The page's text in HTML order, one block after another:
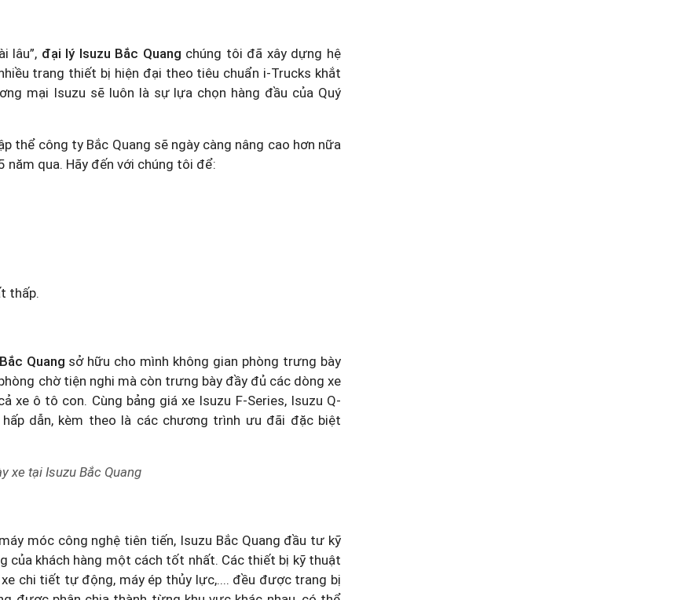
lâu”, đại lý Isuzu Bắc Quang chúng tôi đã xây dựng hệ
trang thiết bị hiện đại theo tiêu chuẩn i-Trucks khắt
mại Isuzu sẽ luôn là sự lựa chọn hàng đầu của Quý
thể công ty Bắc Quang sẽ ngày càng nâng cao hơn nữa
qua. Hãy đến với chúng tôi để:
thấp.
Quang sở hữu cho mình không gian phòng trưng bày
chờ tiện nghi mà còn trưng bày đầy đủ các dòng xe
xe ô tô con. Cùng bảng giá xe Isuzu F-Series, Isuzu Q-
hấp dẫn, kèm theo là các chương trình ưu đãi đặc biệt
xe tại Isuzu Bắc Quang
móc công nghệ tiên tiến, Isuzu Bắc Quang đầu tư kỹ
của khách hàng một cách tốt nhất. Các thiết bị kỹ thuật
chi tiết tự động, máy ép thủy lực,.... đều được trang bị